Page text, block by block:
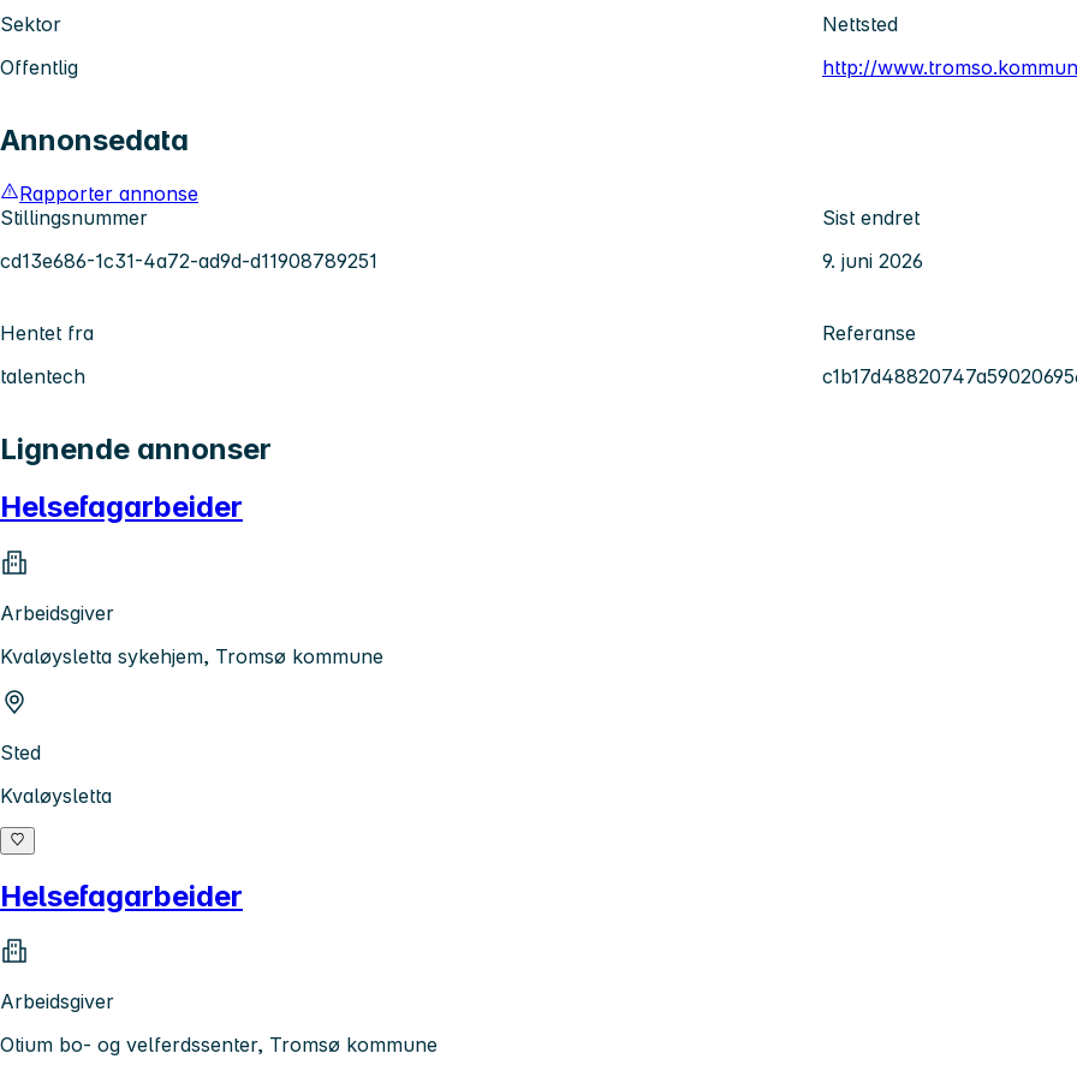
Sektor
Offentlig
Nettsted
http://
Annonsedata
Rapporter annonse
Stillingsnummer
cd13e686-1c31-4a72-ad9d-d11908789251
Sist endret
9. juni 2026
Hentet fra
talentech
Referanse
Lignende annonser
Helsefagarbeider
Arbeidsgiver
Kvaløysletta sykehjem, Tromsø kommune
Sted
Kvaløysletta
Helsefagarbeider
Arbeidsgiver
Otium bo- og velferdssenter, Tromsø kommune